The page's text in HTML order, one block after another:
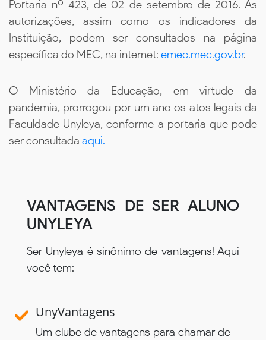
Portaria nº 423, de 02 de setembro de 2016. As
autorizações, assim como os indicadores da
Instituição, podem ser consultados na página
específica do MEC, na internet: emec.mec.gov.br.
O Ministério da Educação, em virtude da
pandemia, prorrogou por um ano os atos legais da
Faculdade Unyleya, conforme a portaria que pode
ser consultada aqui.
VANTAGENS DE SER ALUNO
UNYLEYA
Ser Unyleya é sinônimo de vantagens! Aqui
você tem:
UnyVantagens
Um clube de vantagens para chamar de